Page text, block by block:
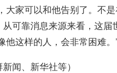
大家可以和他告别了。不
可靠消息来源来看，这届
他这样的人，会非常困难。
闻、新华社等）